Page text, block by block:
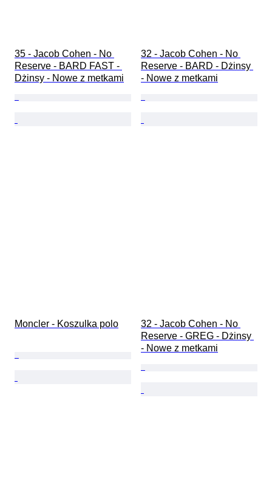
35 - Jacob Cohen - No
Reserve - BARD FAST -
Dżinsy - Nowe z metkami
32 - Jacob Cohen - No
Reserve - BARD - Dżinsy
- Nowe z metkami
Moncler - Koszulka polo
32 - Jacob Cohen - No
Reserve - GREG - Dżinsy
- Nowe z metkami